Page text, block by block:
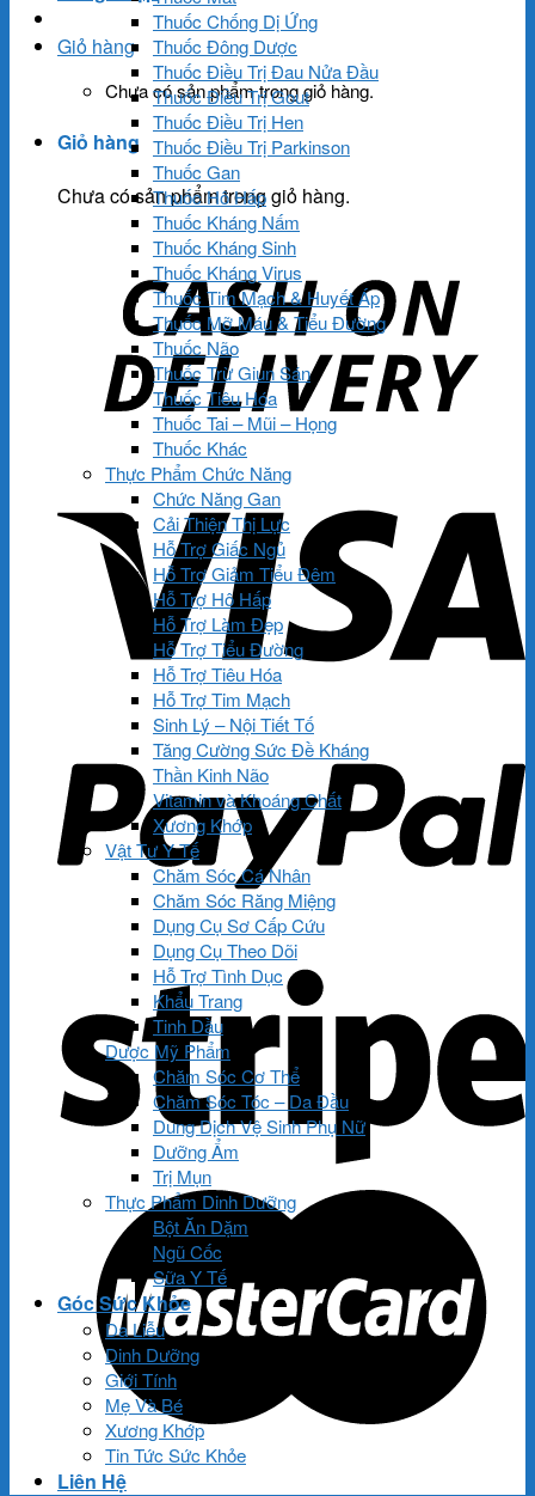
Giỏ hàng
Chưa có sản phẩm trong giỏ hàng.
Giỏ hàng
Chưa có sản phẩm trong giỏ hàng.
Thuốc Chống Dị Ứng
Thuốc Đông Dược
Thuốc Điều Trị Đau Nửa Đầu
Thuốc Điều Trị Gout
Thuốc Điều Trị Hen
Thuốc Điều Trị Parkinson
Thuốc Gan
Thuốc Hô Hấp
Thuốc Kháng Nấm
Thuốc Kháng Sinh
Thuốc Kháng Virus
Thuốc Tim Mạch & Huyết Áp
Thuốc Mỡ Máu & Tiểu Đường
Thuốc Não
Thuốc Trừ Giun Sán
Thuốc Tiêu Hóa
Thuốc Tai – Mũi – Họng
Thuốc Khác
Thực Phẩm Chức Năng
Chức Năng Gan
Cải Thiện Thị Lực
Hỗ Trợ Giấc Ngủ
Hỗ Trợ Giảm Tiểu Đêm
Hỗ Trợ Hô Hấp
Hỗ Trợ Làm Đẹp
Hỗ Trợ Tiểu Đường
Hỗ Trợ Tiêu Hóa
Hỗ Trợ Tim Mạch
Sinh Lý – Nội Tiết Tố
Tăng Cường Sức Đề Kháng
Thần Kinh Não
Vitamin và Khoáng Chất
Xương Khớp
Vật Tư Y Tế
Chăm Sóc Cá Nhân
Chăm Sóc Răng Miệng
Dụng Cụ Sơ Cấp Cứu
Dụng Cụ Theo Dõi
Hỗ Trợ Tình Dục
Khẩu Trang
Tinh Dầu
Dược Mỹ Phẩm
Chăm Sóc Cơ Thể
Chăm Sóc Tóc – Da Đầu
Dung Dịch Vệ Sinh Phụ Nữ
Dưỡng Ẩm
Trị Mụn
Thực Phẩm Dinh Dưỡng
Bột Ăn Dặm
Ngũ Cốc
Sữa Y Tế
Góc Sức Khỏe
Da Liễu
Dinh Dưỡng
Giới Tính
Mẹ Và Bé
Xương Khớp
Tin Tức Sức Khỏe
Liên Hệ